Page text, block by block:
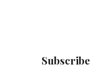
Subscribe